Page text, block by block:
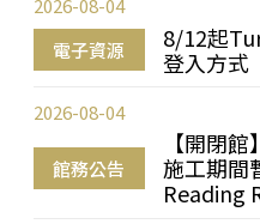
電子資源
8/12起
登入方式
2026-08-04
館務公告
【開閉
施工期間
Reading
2026-08-04